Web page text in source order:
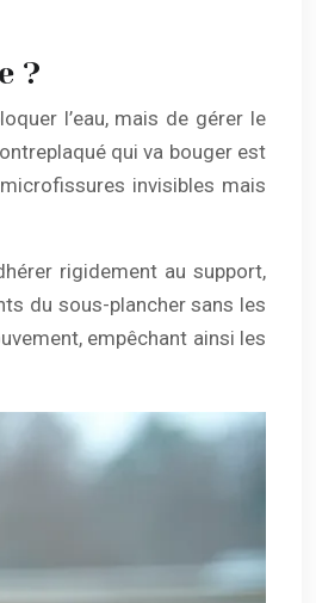
?
l’eau, mais de gérer le
qui va bouger est
invisibles mais
rigidement au support,
du sous-plancher sans les
empêchant ainsi les